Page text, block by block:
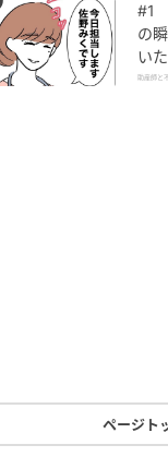
#1
の
い
た。
助産師と
ページト